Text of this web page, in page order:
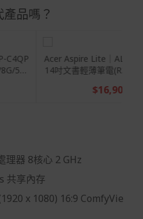
天鑑賞期之權益(鑑賞期並非
完整包裝(含商品、附件、包
料)。
用。
智慧財產權之商品。依消費
，一經拆封後恕不接受退換
可以透過專線或服務信箱聯
品嗎？
R7UC
8G/5
Acer Aspire Lite |
17吋輕薄文書筆電(C3-
$17,900
理器 8核心 2 GHz
共享內存
x 1080) 16:9 ComfyVie